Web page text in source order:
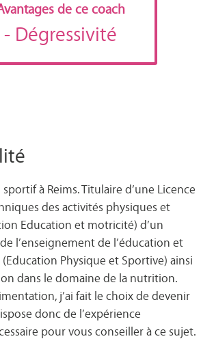
de ce coach
- Dégressivité
à Reims. Titulaire d’une Licence
des activités physiques et
Education et motricité) d’un
l’enseignement de l’éducation et
Physique et Sportive) ainsi
dans le domaine de la nutrition.
j’ai fait le choix de devenir
donc de l’expérience
pour vous conseiller à ce sujet.